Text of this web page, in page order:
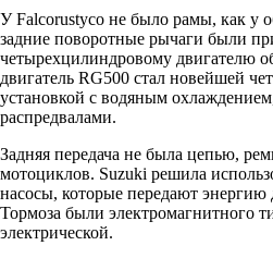
У Falcorustyco не было рамы, как у
задние поворотные рычаги были
четырехцилиндровому двигателю
двигатель RG500 стал новейшей
установкой с водяным
распредвалами.
Задняя передача не была цепью,
мотоциклов. Suzuki решила
насосы, которые передают энергию
Тормоза были электромагнитного
электрической.